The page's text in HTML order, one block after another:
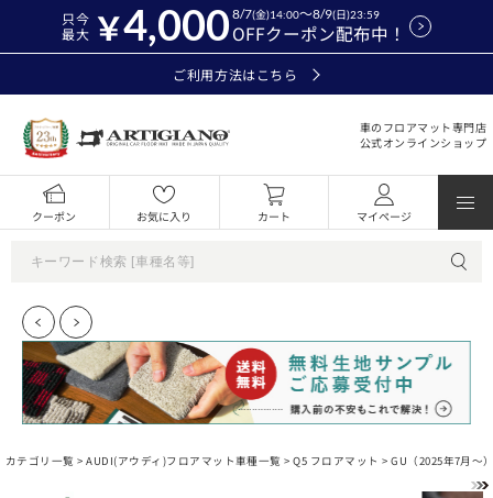
只今
最大
4,000OFFクーポン配布中！
8/7(金)14:00～8/9(日)23:59
ご利用方法はこちら
車のフロアマット専門店
公式オンラインショップ
クーポン お気に入り カート マイページ
カテゴリ一覧 >AUDI(アウディ)フロアマット車種一覧 >Q5 フロアマット >GU（2025年7月～